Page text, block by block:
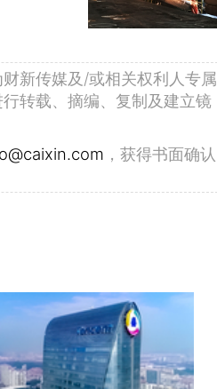
新传媒及/或相关权利人专属
转载、摘编、复制及建立镜
，获得书面确认